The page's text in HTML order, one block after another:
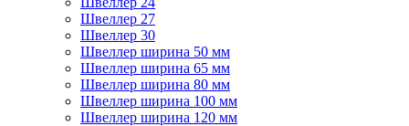
Швеллер 27
Швеллер 30
Швеллер ширина 50 мм
Швеллер ширина 65 мм
Швеллер ширина 80 мм
Швеллер ширина 100 мм
Швеллер ширина 120 мм